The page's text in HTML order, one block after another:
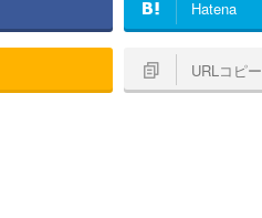
Hatena
URLコピー